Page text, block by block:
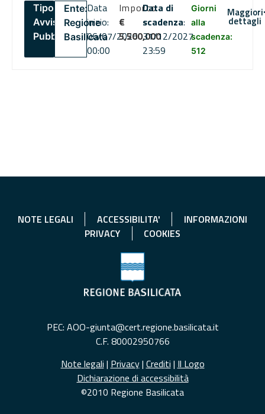
Tipo:
Avviso
Pubblico
Ente:
Regione
Basilicata
Data
inizio:
06/07/2026
00:00
Importo
€
5,500,000
Data di
scadenza:
31/12/2027
23:59
Giorni
alla
scadenza:
512
Maggiori
dettagli
NOTE LEGALI ACCESSIBILITA'
INFORMAZIONI
PRIVACY
COOKIES
PEC: AOO-giunta@cert.regione.basilicata.it
C.F. 80002950766
Note legali | Privacy| Crediti | Il Logo
Dichiarazione di accessibilità
©2010 Regione Basilicata